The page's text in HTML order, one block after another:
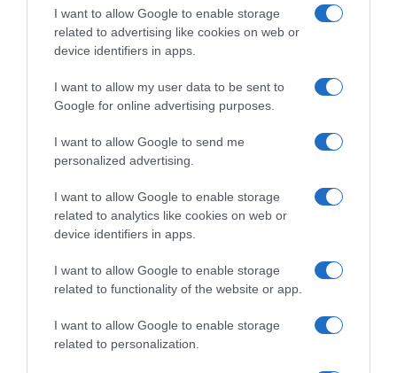
I want to allow Google to enable storage
related to advertising like cookies on web or
device identifiers in apps.
I want to allow my user data to be sent to
Google for online advertising purposes.
I want to allow Google to send me
personalized advertising.
I want to allow Google to enable storage
related to analytics like cookies on web or
device identifiers in apps.
I want to allow Google to enable storage
related to functionality of the website or app.
I want to allow Google to enable storage
related to personalization.
CHI SIAMO
Dalla tv, alla brace. RicetteInTv.com nasce dall'idea di
raccogliere le follie culinarie di chef navigati e cuochi
improvvisati, che preferiscono gli studi televisivi alle cucine di
un ristorante...continua...